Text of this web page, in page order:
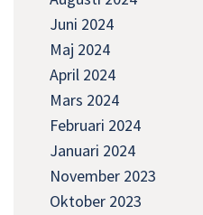
Juni 2024
Maj 2024
April 2024
Mars 2024
Februari 2024
Januari 2024
November 2023
Oktober 2023